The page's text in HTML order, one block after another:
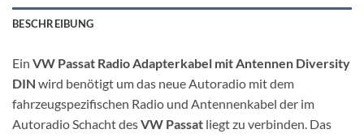
BESCHREIBUNG
Ein VW Passat Radio Adapterkabel mit Antennen Diversity
DIN wird benötigt um das neue Autoradio mit dem
fahrzeugspezifischen Radio und Antennenkabel der im
Autoradio Schacht desVW Passat liegt zu verbinden. Das